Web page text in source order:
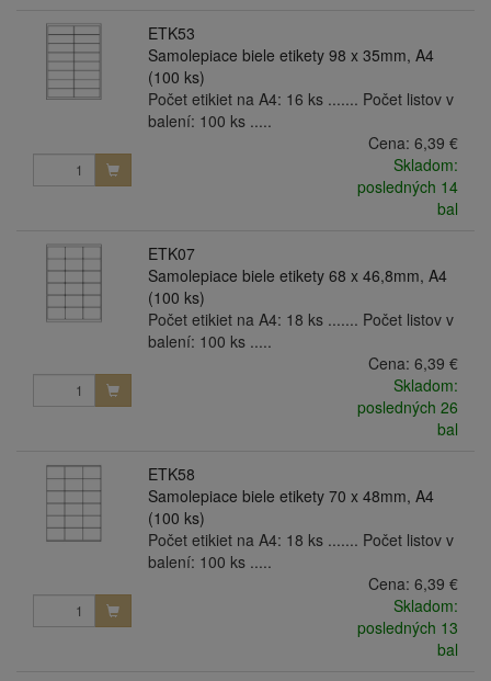
ETK53
Samolepiace biele etikety 98 x 35mm, A4
(100 ks)
Počet etikiet na A4: 16 ks ....... Počet listov v
balení: 100 ks .....
Cena: 6,39 €
Skladom:
posledných 14
bal
ETK07
Samolepiace biele etikety 68 x 46,8mm, A4
(100 ks)
Počet etikiet na A4: 18 ks ....... Počet listov v
balení: 100 ks .....
Cena: 6,39 €
Skladom:
posledných 26
bal
ETK58
Samolepiace biele etikety 70 x 48mm, A4
(100 ks)
Počet etikiet na A4: 18 ks ....... Počet listov v
balení: 100 ks .....
Cena: 6,39 €
Skladom:
posledných 13
bal